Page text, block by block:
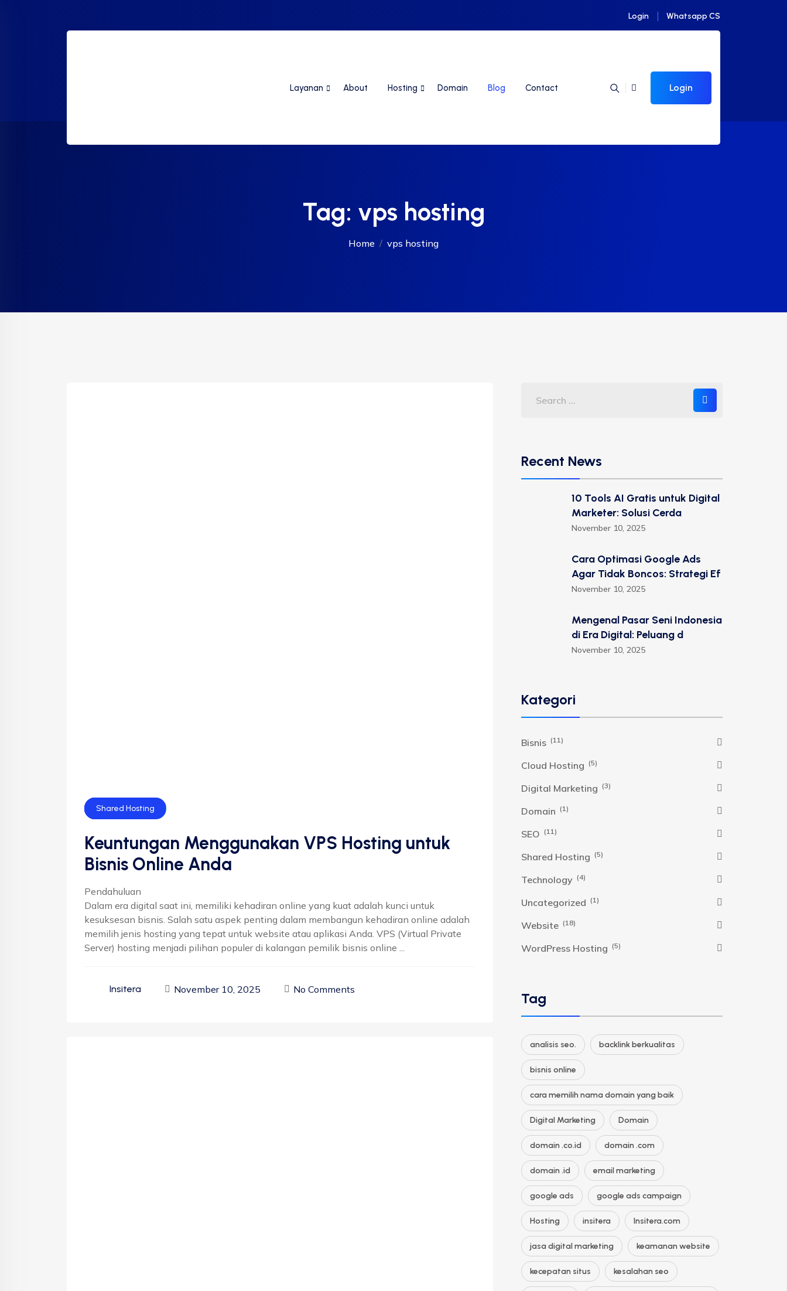
Login Whatsapp CS
Layanan About Hosting Domain Blog Contact Login
Tag: vps hosting
Home vps hosting
Bisnis
Cloud Hosting
Shared Hosting
Keuntungan Menggunakan VPS Hosting untuk
Bisnis Online Anda
Pendahuluan
Dalam era digital saat ini, memiliki kehadiran online yang kuat adalah kunci untuk
kesuksesan bisnis. Salah satu aspek penting dalam membangun kehadiran online adalah
memilih jenis hosting yang tepat untuk website atau aplikasi Anda. VPS (Virtual Private
Server) hosting menjadi pilihan populer di kalangan pemilik bisnis online ...
Insitera November 10, 2025 No Comments
Recent News
10 Tools AI Gratis untuk Digital
Marketer: Solusi Cerda
November 10, 2025
Cara Optimasi Google Ads
Agar Tidak Boncos: Strategi Ef
November 10, 2025
Mengenal Pasar Seni Indonesia
di Era Digital: Peluang d
November 10, 2025
Kategori
Bisnis (11)
Cloud Hosting (5)
Digital Marketing (3)
Domain (1)
SEO (11)
Shared Hosting (5)
Technology (4)
Uncategorized (1)
Website (18)
WordPress Hosting (5)
Tag
analisis seo. backlink berkualitas
bisnis online
cara memilih nama domain yang baik
Digital Marketing Domain
domain .co.id domain .com
domain .id email marketing
google ads google ads campaign
Hosting insitera Insitera.com
jasa digital marketing keamanan website
kecepatan situs kesalahan seo